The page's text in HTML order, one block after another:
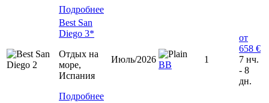
Подробнее
Best San
Diego 3*
Отдых на
море,
Испания
Подробнее
Июль/2026
BB
1
от
658 €
7 нч.
- 8
дн.